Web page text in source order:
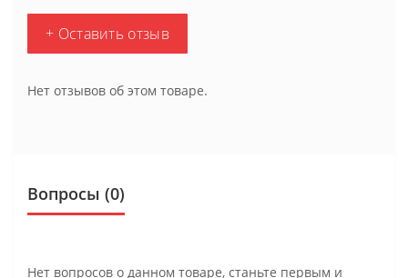
+ Оставить отзыв
Нет отзывов об этом товаре.
Вопросы (0)
Нет вопросов о данном товаре, станьте первым и